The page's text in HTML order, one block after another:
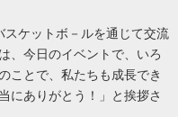
スケットボ－ルを通じて交流
、今日のイベントで、いろ
ことで、私たちも成長でき
にありがとう！」と挨拶さ